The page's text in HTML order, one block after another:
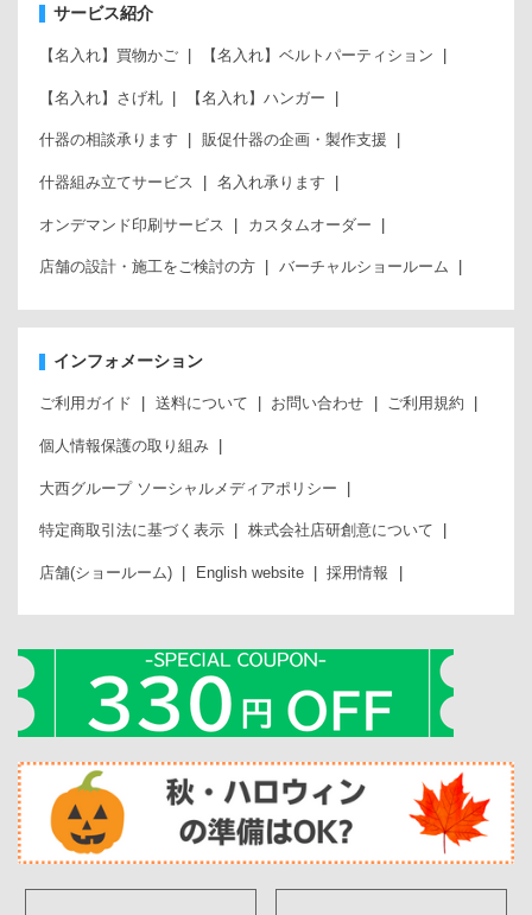
サービス紹介
【名入れ】買物かご 【名入れ】ベルトパーティション
【名入れ】さげ札 【名入れ】ハンガー
什器の相談承ります 販促什器の企画・製作支援
什器組み立てサービス 名入れ承ります
オンデマンド印刷サービス カスタムオーダー
店舗の設計・施工をご検討の方 バーチャルショールーム
インフォメーション
ご利用ガイド 送料について お問い合わせ ご利用規約
個人情報保護の取り組み
大西グループ ソーシャルメディアポリシー
特定商取引法に基づく表示 株式会社店研創意について
店舗(ショールーム) English website 採用情報